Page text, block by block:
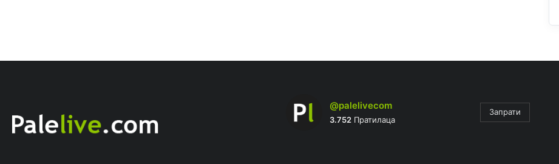
@palelivecom
3.752Пратилаца
Запрати